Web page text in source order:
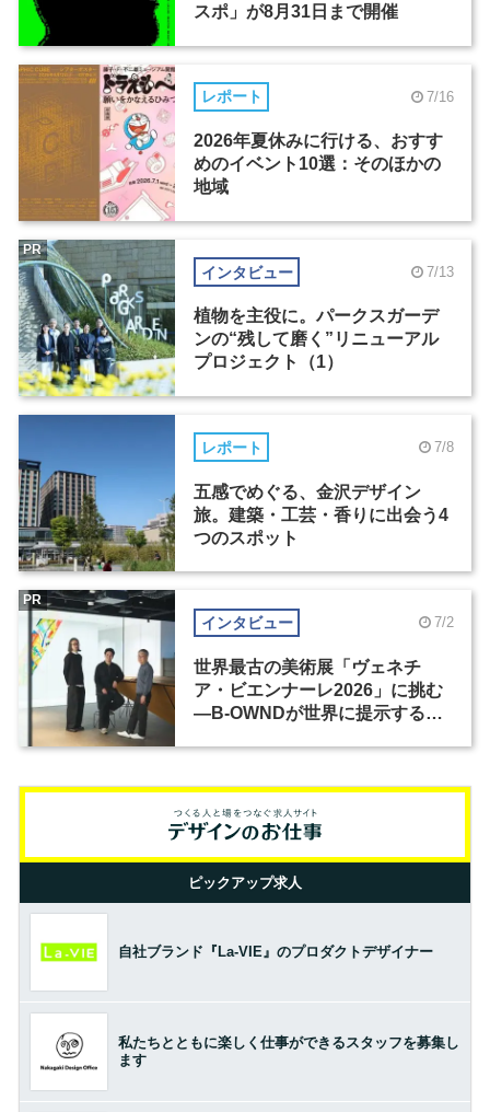
スポ」が8月31日まで開催
レポート 7/16
2026年夏休みに行ける、おすす
めのイベント10選：そのほかの
地域
インタビュー 7/13
植物を主役に。パークスガーデ
ンの“残して磨く”リニューアル
プロジェクト（1）
PR
レポート 7/8
五感でめぐる、金沢デザイン
旅。建築・工芸・香りに出会う4
つのスポット
インタビュー 7/2
世界最古の美術展「ヴェネチ
ア・ビエンナーレ2026」に挑む
―B-OWNDが世界に提示する美
PR
ピックアップ求人
自社ブランド『La-VIE』のプロダクトデザイナー
私たちとともに楽しく仕事ができるスタッフを募集し
ます